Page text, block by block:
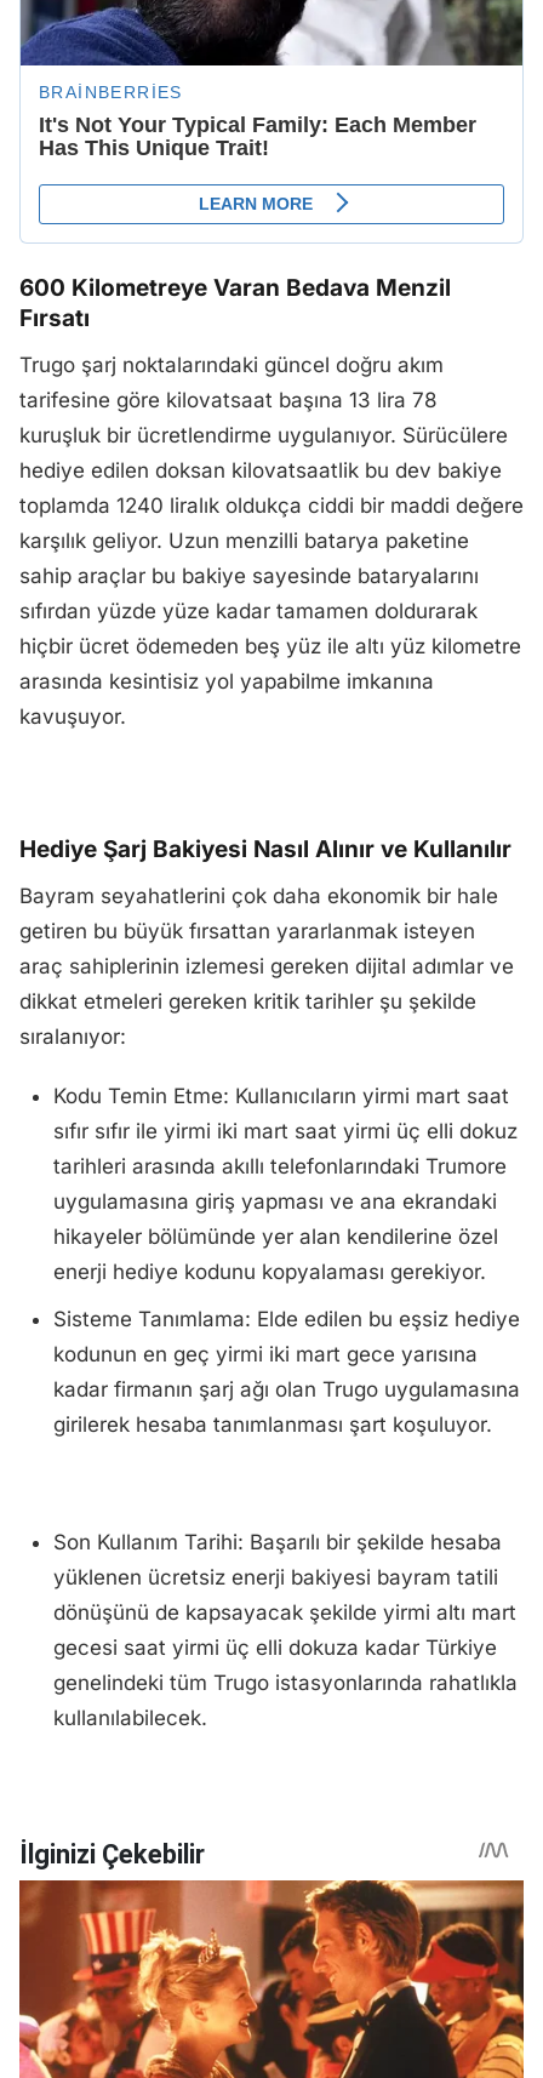
600 Kilometreye Varan Bedava Menzil
Fırsatı
Trugo şarj noktalarındaki güncel doğru akım
tarifesine göre kilovatsaat başına 13 lira 78
kuruşluk bir ücretlendirme uygulanıyor. Sürücülere
hediye edilen doksan kilovatsaatlik bu dev bakiye
toplamda 1240 liralık oldukça ciddi bir maddi değere
karşılık geliyor. Uzun menzilli batarya paketine
sahip araçlar bu bakiye sayesinde bataryalarını
sıfırdan yüzde yüze kadar tamamen doldurarak
hiçbir ücret ödemeden beş yüz ile altı yüz kilometre
arasında kesintisiz yol yapabilme imkanına
kavuşuyor.
Hediye Şarj Bakiyesi Nasıl Alınır ve Kullanılır
Bayram seyahatlerini çok daha ekonomik bir hale
getiren bu büyük fırsattan yararlanmak isteyen
araç sahiplerinin izlemesi gereken dijital adımlar ve
dikkat etmeleri gereken kritik tarihler şu şekilde
sıralanıyor:
Kodu Temin Etme: Kullanıcıların yirmi mart saat
sıfır sıfır ile yirmi iki mart saat yirmi üç elli dokuz
tarihleri arasında akıllı telefonlarındaki Trumore
uygulamasına giriş yapması ve ana ekrandaki
hikayeler bölümünde yer alan kendilerine özel
enerji hediye kodunu kopyalaması gerekiyor.
Sisteme Tanımlama: Elde edilen bu eşsiz hediye
kodunun en geç yirmi iki mart gece yarısına
kadar firmanın şarj ağı olan Trugo uygulamasına
girilerek hesaba tanımlanması şart koşuluyor.
Son Kullanım Tarihi: Başarılı bir şekilde hesaba
yüklenen ücretsiz enerji bakiyesi bayram tatili
dönüşünü de kapsayacak şekilde yirmi altı mart
gecesi saat yirmi üç elli dokuza kadar Türkiye
genelindeki tüm Trugo istasyonlarında rahatlıkla
kullanılabilecek.